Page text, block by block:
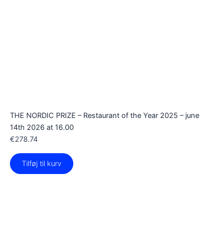
THE NORDIC PRIZE – Restaurant of the Year 2025 – june
14th 2026 at 16.00
€278.74
Tilføj til kurv